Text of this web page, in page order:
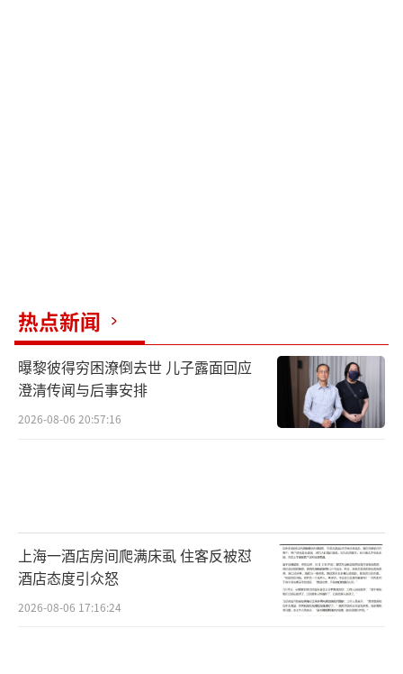
热点新闻
曝黎彼得穷困潦倒去世 儿子露面回应
澄清传闻与后事安排
2026-08-06 20:57:16
上海一酒店房间爬满床虱 住客反被怼
酒店态度引众怒
2026-08-06 17:16:24